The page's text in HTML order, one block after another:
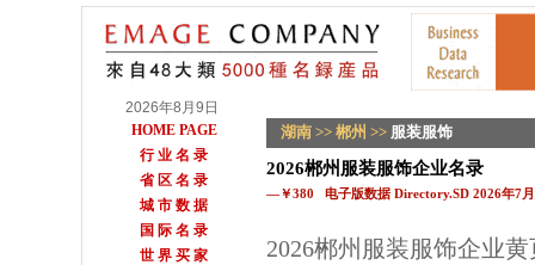
2026年8月9日
HOME PAGE
行 业 名 录
省 区 名 录
城 市 数 据
国 际 名 录
世 界 买 家
湖南 >> 郴州 >> 服装服饰
2026郴州服装服饰企业名录
—￥380 电子版数据 Directory.SD 2026年7
2026郴州服装服饰企业